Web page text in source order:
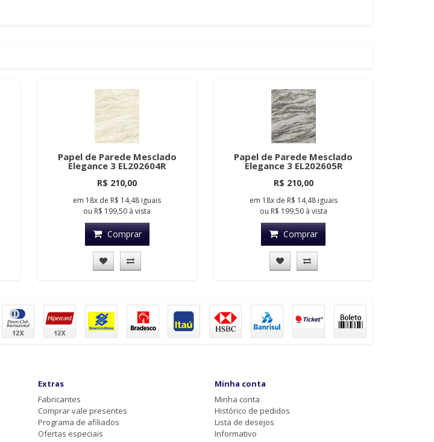
Papel de Parede Mesclado
Elegance 3 EL202604R
R$ 210,00
em 18x de R$ 14,48 iguais
ou R$ 199,50 à vista
Comprar
Papel de Parede Mesclado
Elegance 3 EL202605R
R$ 210,00
em 18xde R$ 14,48 iguais
ou R$ 199,50à vista
Comprar
Extras
Fabricantes
Comprar vale presentes
Programa de afiliados
Ofertas especiais
Minha conta
Minha conta
Histórico de pedidos
Lista de desejos
Informativo